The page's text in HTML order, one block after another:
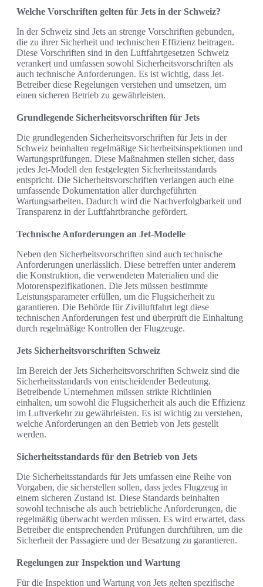
Welche Vorschriften gelten für Jets in der Schweiz?
In der Schweiz sind Jets an strenge Vorschriften gebunden,
die zu ihrer Sicherheit und technischen Effizienz beitragen.
Diese Vorschriften sind in den Luftfahrtgesetzen Schweiz
verankert und umfassen sowohl Sicherheitsvorschriften als
auch technische Anforderungen. Es ist wichtig, dass Jet-
Betreiber diese Regelungen verstehen und umsetzen, um
einen sicheren Betrieb zu gewährleisten.
Grundlegende Sicherheitsvorschriften für Jets
Die grundlegenden Sicherheitsvorschriften für Jets in der
Schweiz beinhalten regelmäßige Sicherheitsinspektionen und
Wartungsprüfungen. Diese Maßnahmen stellen sicher, dass
jedes Jet-Modell den festgelegten Sicherheitsstandards
entspricht. Die Sicherheitsvorschriften verlangen auch eine
umfassende Dokumentation aller durchgeführten
Wartungsarbeiten. Dadurch wird die Nachverfolgbarkeit und
Transparenz in der Luftfahrtbranche gefördert.
Technische Anforderungen an Jet-Modelle
Neben den Sicherheitsvorschriften sind auch technische
Anforderungen unerlässlich. Diese betreffen unter anderem
die Konstruktion, die verwendeten Materialien und die
Motorenspezifikationen. Die Jets müssen bestimmte
Leistungsparameter erfüllen, um die Flugsicherheit zu
garantieren. Die Behörde für Zivilluftfahrt legt diese
technischen Anforderungen fest und überprüft die Einhaltung
durch regelmäßige Kontrollen der Flugzeuge.
Jets Sicherheitsvorschriften Schweiz
Im Bereich der Jets Sicherheitsvorschriften Schweiz sind die
Sicherheitsstandards von entscheidender Bedeutung.
Betreibende Unternehmen müssen strikte Richtlinien
einhalten, um sowohl die Flugsicherheit als auch die Effizienz
im Luftverkehr zu gewährleisten. Es ist wichtig zu verstehen,
welche Anforderungen an den Betrieb von Jets gestellt
werden.
Sicherheitsstandards für den Betrieb von Jets
Die Sicherheitsstandards für Jets umfassen eine Reihe von
Vorgaben, die sicherstellen sollen, dass jedes Flugzeug in
einem sicheren Zustand ist. Diese Standards beinhalten
sowohl technische als auch betriebliche Anforderungen, die
regelmäßig überwacht werden müssen. Es wird erwartet, dass
Betreiber die entsprechenden Prüfungen durchführen, um die
Sicherheit der Passagiere und der Besatzung zu garantieren.
Regelungen zur Inspektion und Wartung
Für die Inspektion und Wartung von Jets gelten spezifische